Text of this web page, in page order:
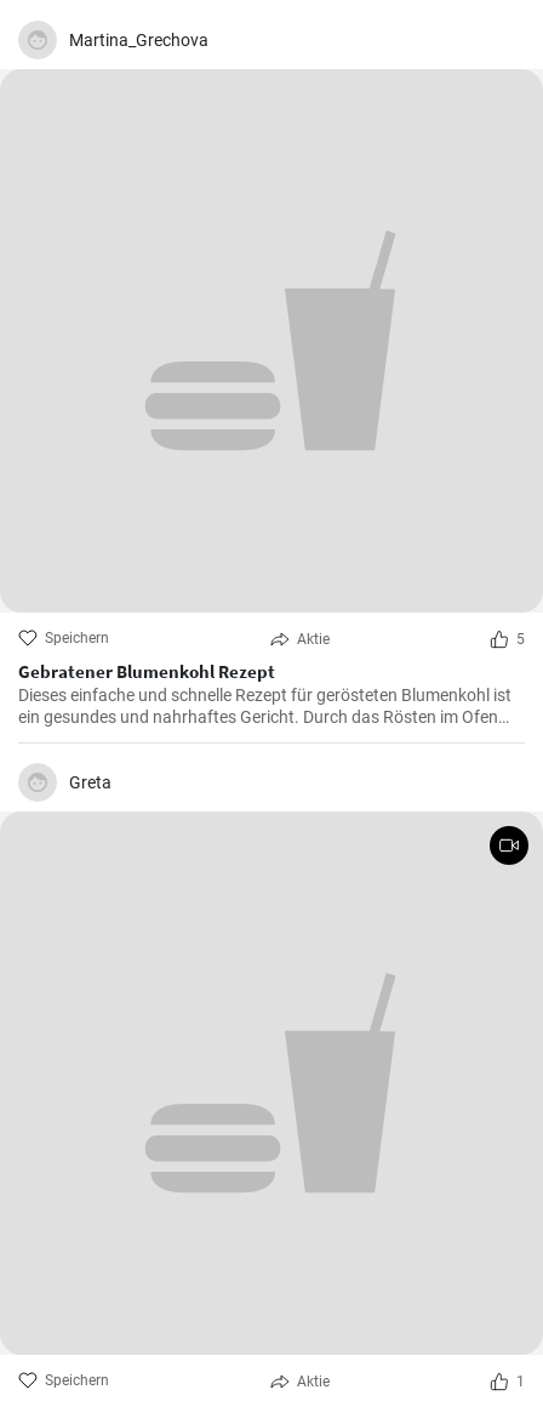
Martina_Grechova
Speichern Aktie 5
Gebratener Blumenkohl Rezept
Dieses einfache und schnelle Rezept für gerösteten Blumenkohl ist
ein gesundes und nahrhaftes Gericht. Durch das Rösten im Ofen
erhält der Blumenkohl einen wunderbar süßen und nussigen
Geschmack. Servieren Sie ihn als Beilage oder als Hauptgericht.
Greta
Speichern Aktie 1